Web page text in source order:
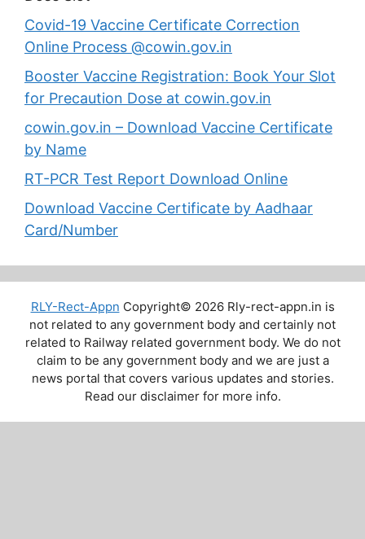
Covid-19 Vaccine Certificate Correction
Online Process @cowin.gov.in
Booster Vaccine Registration: Book Your Slot
for Precaution Dose at cowin.gov.in
cowin.gov.in – Download Vaccine Certificate
by Name
RT-PCR Test Report Download Online
Download Vaccine Certificate by Aadhaar
Card/Number
RLY-Rect-Appn Copyright© 2026 Rly-rect-appn.in is
not related to any government body and certainly not
related to Railway related government body. We do not
claim to be any government body and we are just a
news portal that covers various updates and stories.
Read our disclaimer for more info.